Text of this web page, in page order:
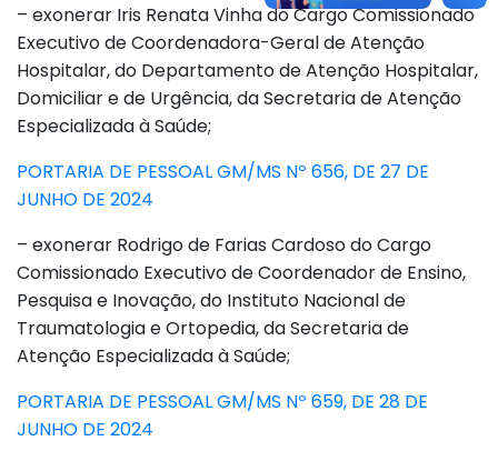
– exonerar Iris Renata Vinha do Cargo Comissionado
Executivo de Coordenadora-Geral de Atenção
Hospitalar, do Departamento de Atenção Hospitalar,
Domiciliar e de Urgência, da Secretaria de Atenção
Especializada à Saúde;
PORTARIA DE PESSOAL GM/MS Nº 656, DE 27 DE
JUNHO DE 2024
– exonerar Rodrigo de Farias Cardoso do Cargo
Comissionado Executivo de Coordenador de Ensino,
Pesquisa e Inovação, do Instituto Nacional de
Traumatologia e Ortopedia, da Secretaria de
Atenção Especializada à Saúde;
PORTARIA DE PESSOAL GM/MS Nº 659, DE 28 DE
JUNHO DE 2024